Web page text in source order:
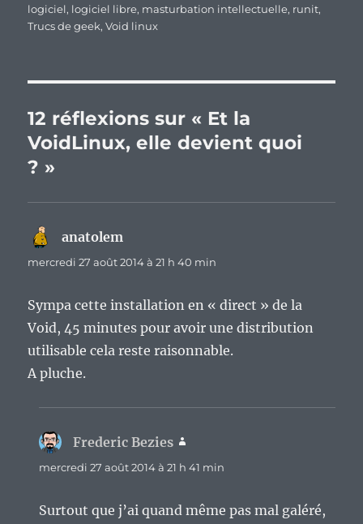
logiciel, logiciel libre, masturbation intellectuelle, runit,
Trucs de geek,Void linux
12 réflexions sur « Et la
VoidLinux, elle devient quoi
? »
anatolem
mercredi 27 août 2014 à 21 h 40 min
Sympa cette installation en « direct » de la
Void, 45 minutes pour avoir une distribution
utilisable cela reste raisonnable.
A pluche.
Frederic Bezies
mercredi 27 août 2014 à 21 h 41 min
Surtout que j’ai quand même pas mal galéré,